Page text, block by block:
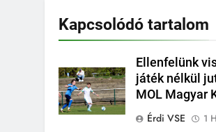
Kapcsolódó tartalom
Ellenfelünk
játék nélkül
MOL Magyar
Érdi VSE
1